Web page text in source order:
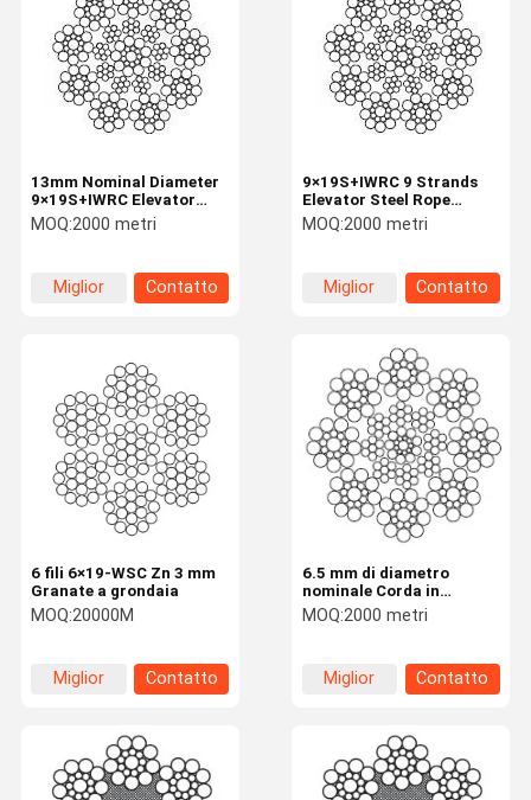
9×19S+IWRC 9 Strands
Elevator Steel Rope
Elevator Industry 19mm
MOQ:2000 metri
Miglior
Contatto
13mm Nominal Diameter
9×19S+IWRC Elevator
Steel Rope Lifting And
Hoisting
MOQ:2000 metri
Miglior
Contatto
6.5 mm di diametro
nominale Corda in
acciaio per ascensori con
8×19S+IWRC
MOQ:2000 metri
Miglior
Contatto
6 fili 6×19-WSC Zn 3 mm
Granate a grondaia
MOQ:20000M
Miglior
Contatto